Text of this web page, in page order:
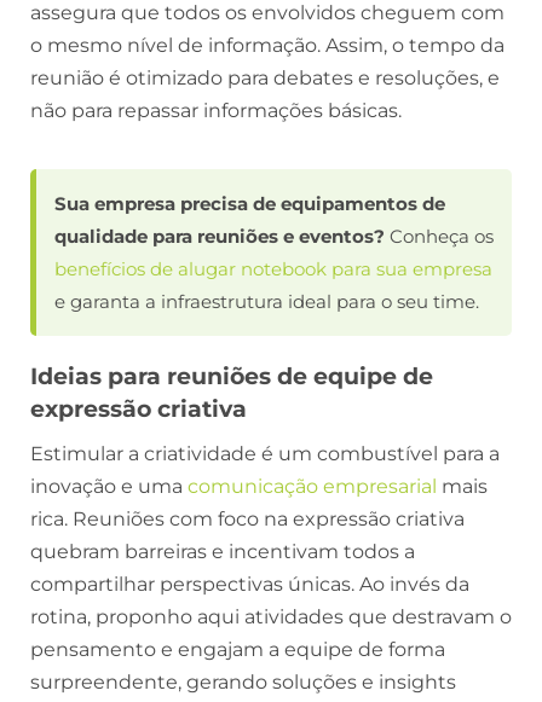
assegura que todos os envolvidos cheguem com
o mesmo nível de informação. Assim, o tempo da
reunião é otimizado para debates e resoluções, e
não para repassar informações básicas.
Sua empresa precisa de equipamentos de
qualidade para reuniões e eventos? Conheça os
benefícios de alugar notebook para sua empresa
e garanta a infraestrutura ideal para o seu time.
Ideias para reuniões de equipe de
expressão criativa
Estimular a criatividade é um combustível para a
inovação e uma comunicação empresarial mais
rica. Reuniões com foco na expressão criativa
quebram barreiras e incentivam todos a
compartilhar perspectivas únicas. Ao invés da
rotina, proponho aqui atividades que destravam o
pensamento e engajam a equipe de forma
surpreendente, gerando soluções e insights